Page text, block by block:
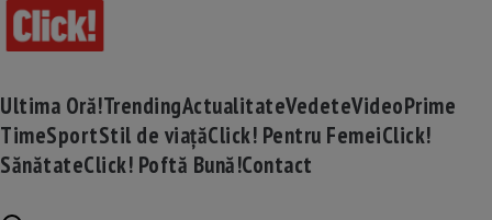
Ultima Oră!TrendingActualitateVedeteVideoPrime
TimeSportStil de viațăClick! Pentru FemeiClick!
SănătateClick! Poftă Bună!Contact